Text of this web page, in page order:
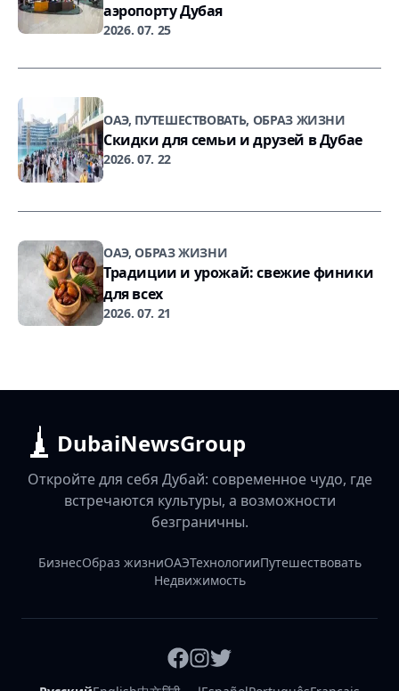
аэропорту Дубая
2026. 07. 25
ОАЭ, ПУТЕШЕСТВОВАТЬ, ОБРАЗ ЖИЗНИ
Скидки для семьи и друзей в Дубае
2026. 07. 22
ОАЭ, ОБРАЗ ЖИЗНИ
Традиции и урожай: свежие финики
для всех
2026. 07. 21
DubaiNewsGroup
Откройте для себя Дубай: современное чудо, где
встречаются культуры, а возможности
безграничны.
БизнесОбраз жизниОАЭТехнологииПутешествовать
Недвижимость